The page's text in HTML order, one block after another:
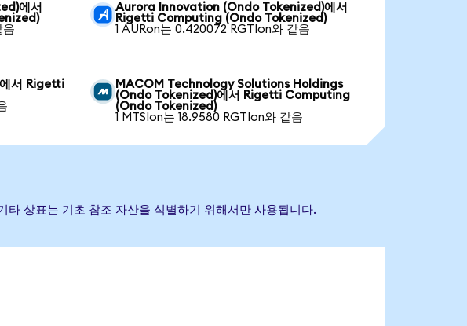
에서
음
Aurora Innovation (Ondo Tokenized)에서
Rigetti Computing (Ondo Tokenized)
1 AURon는 0.420072 RGTIon와 같음
서 Rigetti
MACOM Technology Solutions Holdings
(Ondo Tokenized)에서 Rigetti Computing
(Ondo Tokenized)
1 MTSIon는 18.9580 RGTIon와 같음
상표는 기초 참조 자산을 식별하기 위해서만 사용됩니다.